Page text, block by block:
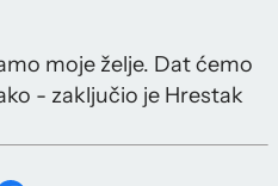
moje želje. Dat ćemo
- zaključio je Hrestak